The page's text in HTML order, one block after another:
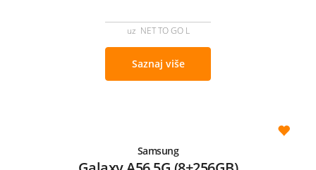
uz NET TO GO L
Saznaj više
Samsung